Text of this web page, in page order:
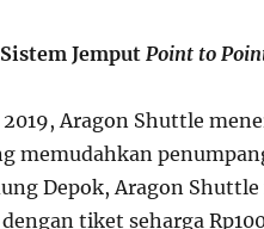
Jemput Point to
2019, Aragon Shuttle
memudahkan
Depok, Aragon
tiket seharga